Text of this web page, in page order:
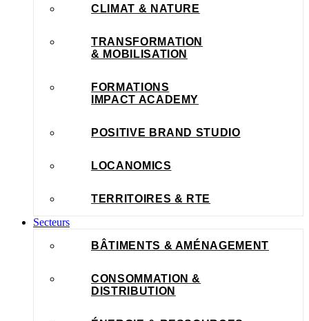
CLIMAT & NATURE
TRANSFORMATION
& MOBILISATION
FORMATIONS
IMPACT ACADEMY
POSITIVE BRAND STUDIO
LOCANOMICS
TERRITOIRES & RTE
Secteurs
BÂTIMENTS & AMÉNAGEMENT
CONSOMMATION &
DISTRIBUTION